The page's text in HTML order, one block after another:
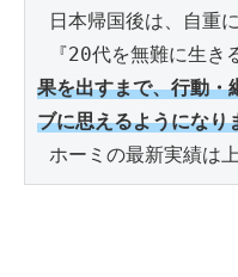
『20代を無難に生き
果を出すまで、行動・
ブに思えるようになり
ホーミの最新実績は